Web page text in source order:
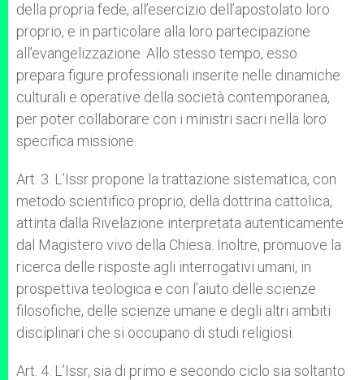
della propria fede, all’esercizio dell’apostolato loro
proprio, e in particolare alla loro partecipazione
all’evangelizzazione. Allo stesso tempo, esso
prepara figure professionali inserite nelle dinamiche
culturali e operative della società contemporanea,
per poter collaborare con i ministri sacri nella loro
specifica missione.
Art. 3. L’Issr propone la trattazione sistematica, con
metodo scientifico proprio, della dottrina cattolica,
attinta dalla Rivelazione interpretata autenticamente
dal Magistero vivo della Chiesa. Inoltre, promuove la
ricerca delle risposte agli interrogativi umani, in
prospettiva teologica e con l’aiuto delle scienze
filosofiche, delle scienze umane e degli altri ambiti
disciplinari che si occupano di studi religiosi.
Art. 4. L’Issr, sia di primo e secondo ciclo sia soltanto